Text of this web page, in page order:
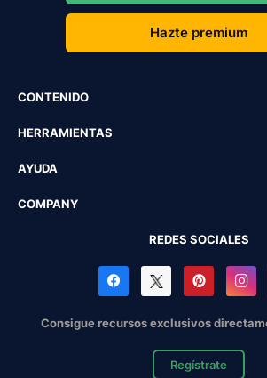
Hazte premium
CONTENIDO
HERRAMIENTAS
AYUDA
COMPANY
REDES SOCIALES
Consigue recursos exclusivos
Regístrate